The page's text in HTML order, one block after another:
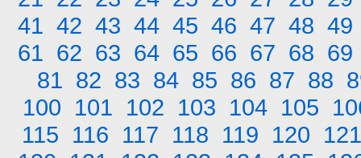
41 42 43 44 45 46 47 48 49
61 62 63 64 65 66 67 68 69
81 82 83 84 85 86 87 88
100 101 102 103 104 105
115 116 117 118 119 120 121